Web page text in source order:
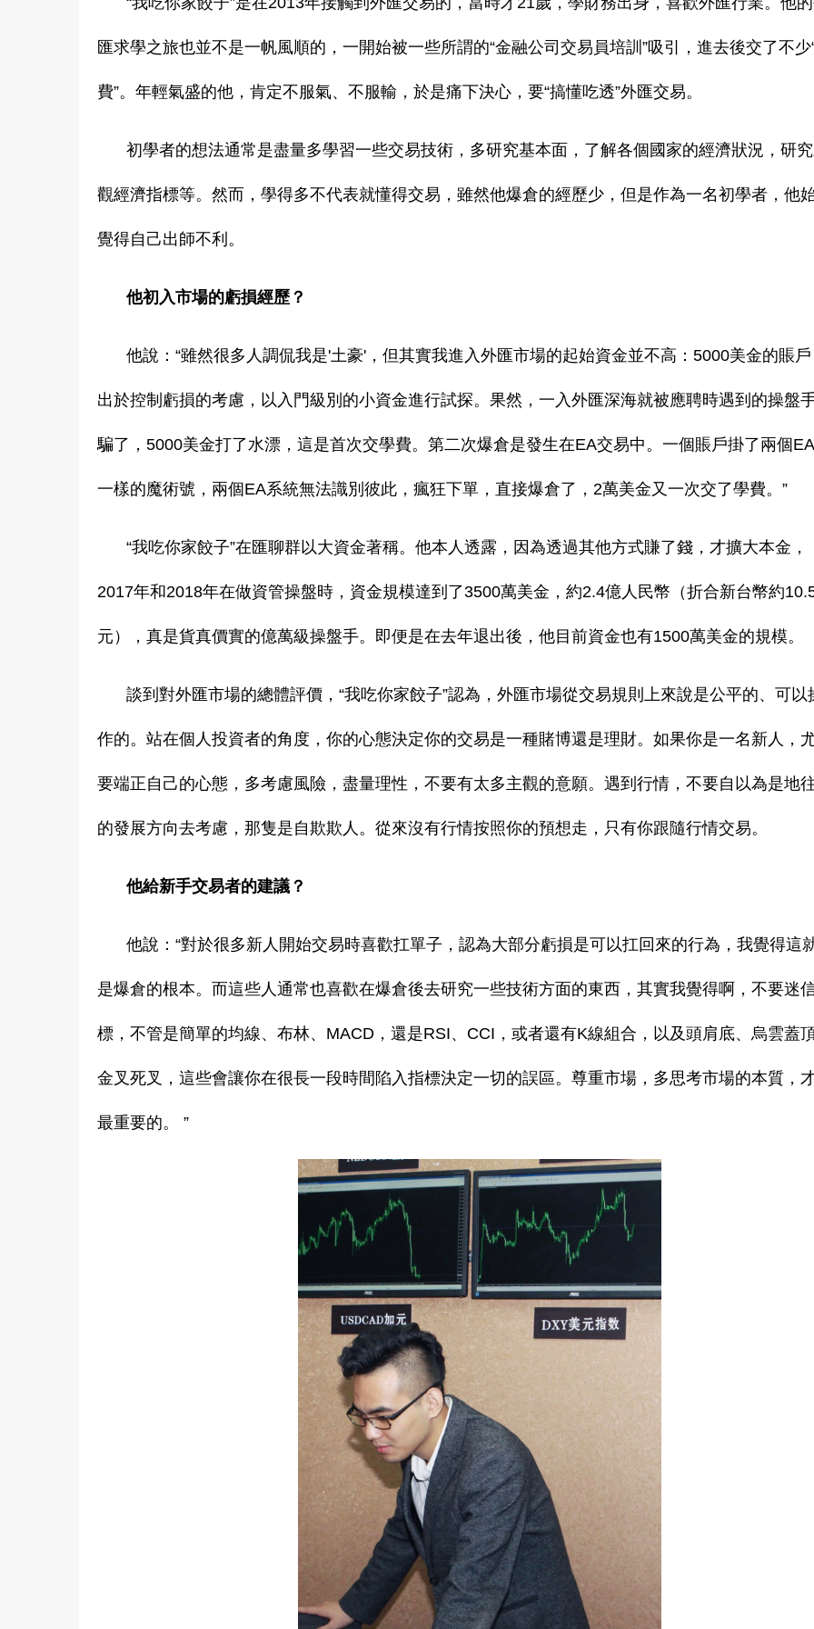
匯求學之旅也並不是一帆風順的，一開始被一些所謂的“金融公司交易員培訓”吸引，進去後交了不少
費”。年輕氣盛的他，肯定不服氣、不服輸，於是痛下決心，要“搞懂吃透”外匯交易。
初學者的想法通常是盡量多學習一些交易技術，多研究基本面，了解各個國家的經濟狀況，研
觀經濟指標等。然而，學得多不代表就懂得交易，雖然他爆倉的經歷少，但是作為一名初學者，他
覺得自己出師不利。
他初入市場的虧損經歷？
他說：“雖然很多人調侃我是'土豪'，但其實我進入外匯市場的起始資金並不高：5000美金的賬戶
出於控制虧損的考慮，以入門級別的小資金進行試探。果然，一入外匯深海就被應聘時遇到的操盤
騙了，5000美金打了水漂，這是首次交學費。第二次爆倉是發生在EA交易中。一個賬戶掛了兩個EA
一樣的魔術號，兩個EA系統無法識別彼此，瘋狂下單，直接爆倉了，2萬美金又一次交了學費。”
“我吃你家餃子”在匯聊群以大資金著稱。他本人透露，因為透過其他方式賺了錢，才擴大本金，
2017年和2018年在做資管操盤時，資金規模達到了3500萬美金，約2.4億人民幣（折合新台幣約
元），真是貨真價實的億萬級操盤手。即便是在去年退出後，他目前資金也有1500萬美金的規模。
談到對外匯市場的總體評價，“我吃你家餃子”認為，外匯市場從交易規則上來說是公平的、可以
作的。站在個人投資者的角度，你的心態決定你的交易是一種賭博還是理財。如果你是一名新人，
要端正自己的心態，多考慮風險，盡量理性，不要有太多主觀的意願。遇到行情，不要自以為是地
的發展方向去考慮，那隻是自欺欺人。從來沒有行情按照你的預想走，只有你跟隨行情交易。
他給新手交易者的建議？
他說：“對於很多新人開始交易時喜歡扛單子，認為大部分虧損是可以扛回來的行為，我覺得這
是爆倉的根本。而這些人通常也喜歡在爆倉後去研究一些技術方面的東西，其實我覺得啊，不要迷
標，不管是簡單的均線、布林、MACD，還是RSI、CCI，或者還有K線組合，以及頭肩底、烏雲蓋頂
金叉死叉，這些會讓你在很長一段時間陷入指標決定一切的誤區。尊重市場，多思考市場的本質，
最重要的。 ”